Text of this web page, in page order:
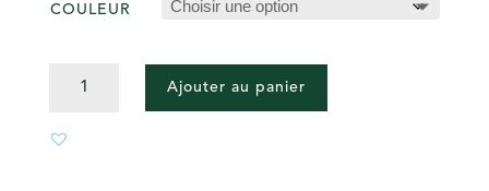
COULEUR
TACHETÉ
Ajouter au panier